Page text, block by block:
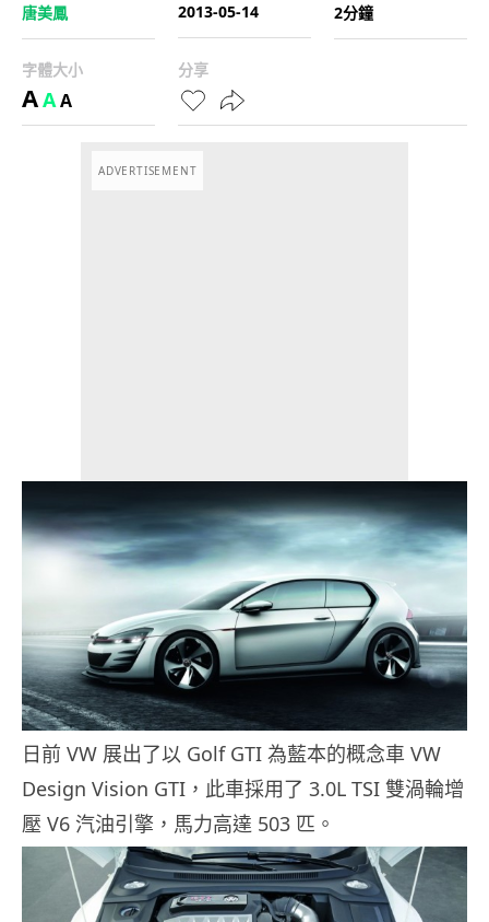
唐美鳳
2013-05-14
2分鐘
字體大小
AAA
分享
ADVERTISEMENT
日前 VW 展出了以 Golf GTI 為藍本的概念車 VW
Design Vision GTI，此車採用了 3.0L TSI 雙渦輪增
壓 V6 汽油引擎，馬力高達 503 匹。